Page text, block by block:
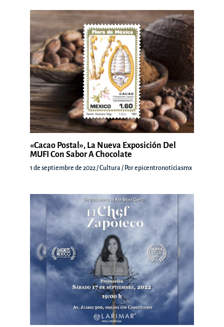
«Cacao Postal», La Nueva Exposición Del
MUFI Con Sabor A Chocolate
1 de septiembre de 2022/Cultura / Porepicentronoticiasmx